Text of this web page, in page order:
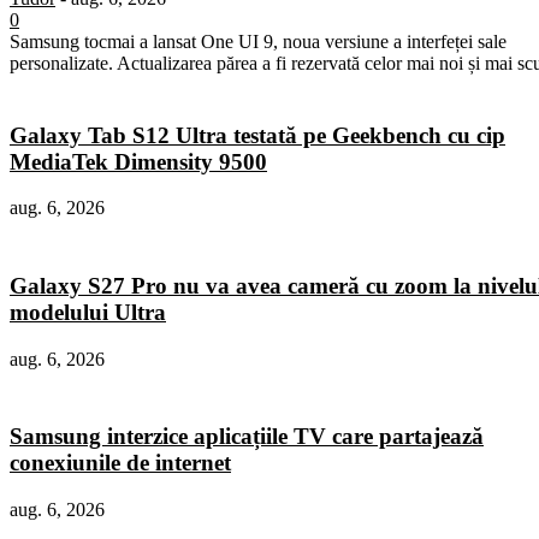
0
Samsung tocmai a lansat One UI 9, noua versiune a interfeței sale
personalizate. Actualizarea părea a fi rezervată celor mai noi și mai
Galaxy Tab S12 Ultra testată pe Geekbench cu cip
MediaTek Dimensity 9500
aug. 6, 2026
Galaxy S27 Pro nu va avea cameră cu zoom la
modelului Ultra
aug. 6, 2026
Samsung interzice aplicațiile TV care partajează
conexiunile de internet
aug. 6, 2026